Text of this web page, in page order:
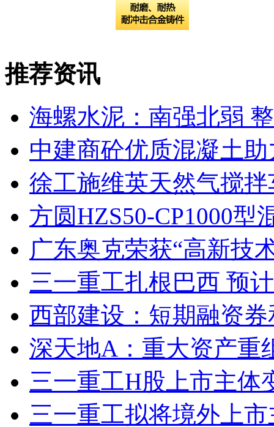
推荐资讯
海螺水泥：南强北弱
中建商砼优质混凝土
徐工施维英天然气搅
方圆HZS50-CP1000
广东奥克荣获“高新技
三一重工扎根巴西 预
西部建设：短期融资
深天地A：重大资产重
三一重工H股上市主体
三一重工拟将境外上